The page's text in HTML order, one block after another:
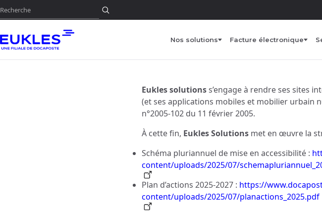
Rechercher
Nos solutions Facture électronique
Eukles solutionss’engage à rendre ses sites
(et ses applications mobiles et mobilier urbain
n°2005-102 du 11 février 2005.
À cette fin, Eukles Solutions met en œuvre la
Schéma pluriannuel de mise en accessibilité :
content/uploads/2025/07/
Plan d’actions 2025-2027 : https://
content/uploads/2025/07/planactions_2025.pdf